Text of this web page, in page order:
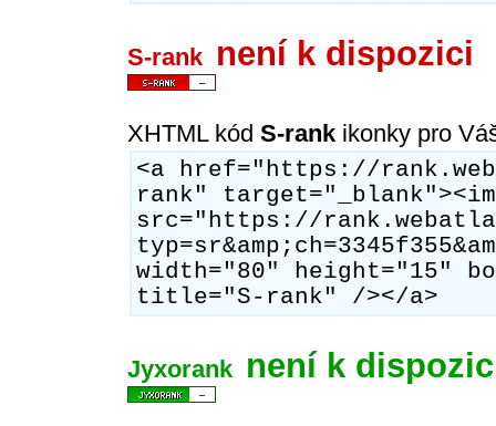
S-rank není k dispozici
XHTML kód S-rank ikonky pro
<a href="https://
rank"
src="https://
width="80" height="15"
title="S-rank" /></a>
Jyxorank není k